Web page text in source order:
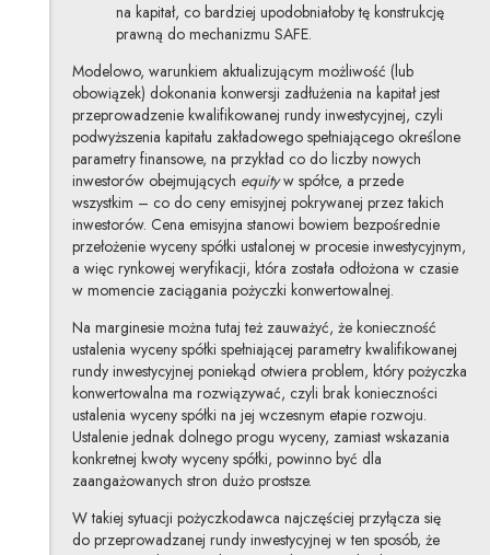
na kapitał, co bardziej upodobniałoby tę konstrukcję
prawną do mechanizmu SAFE.
Modelowo, warunkiem aktualizującym możliwość (lub
obowiązek) dokonania konwersji zadłużenia na kapitał jest
przeprowadzenie kwalifikowanej rundy inwestycyjnej, czyli
podwyższenia kapitału zakładowego spełniającego określone
parametry finansowe, na przykład co do liczby nowych
inwestorów obejmujących equityw spółce, a przede
wszystkim – co do ceny emisyjnej pokrywanej przez takich
inwestorów. Cena emisyjna stanowi bowiem bezpośrednie
przełożenie wyceny spółki ustalonej w procesie inwestycyjnym,
a więc rynkowej weryfikacji, która została odłożona w czasie
w momencie zaciągania pożyczki konwertowalnej.
Na marginesie można tutaj też zauważyć, że konieczność
ustalenia wyceny spółki spełniającej parametry kwalifikowanej
rundy inwestycyjnej poniekąd otwiera problem, który pożyczka
konwertowalna ma rozwiązywać, czyli brak konieczności
ustalenia wyceny spółki na jej wczesnym etapie rozwoju.
Ustalenie jednak dolnego progu wyceny, zamiast wskazania
konkretnej kwoty wyceny spółki, powinno być dla
zaangażowanych stron dużo prostsze.
W takiej sytuacji pożyczkodawca najczęściej przyłącza się
do przeprowadzanej rundy inwestycyjnej w ten sposób, że